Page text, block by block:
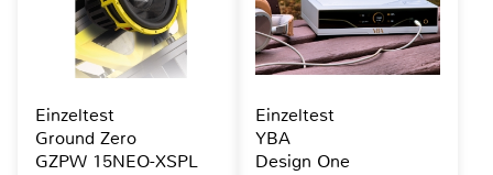
Einzeltest
Ground Zero
GZPW 15NEO-XSPL
Einzeltest
YBA
Design One